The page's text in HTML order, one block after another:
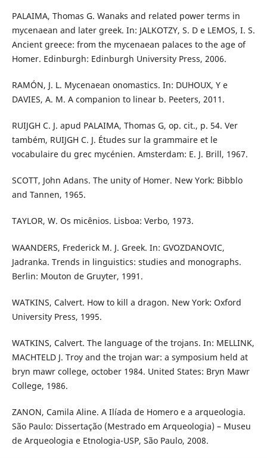
PALAIMA, Thomas G. Wanaks and related power terms in
mycenaean and later greek. In: JALKOTZY, S. D e LEMOS, I. S.
Ancient greece: from the mycenaean palaces to the age of
Homer. Edinburgh: Edinburgh University Press, 2006.
RAMÓN, J. L. Mycenaean onomastics. In: DUHOUX, Y e
DAVIES, A. M. A companion to linear b. Peeters, 2011.
RUIJGH C. J. apud PALAIMA, Thomas G, op. cit., p. 54. Ver
também, RUIJGH C. J. Études sur la grammaire et le
vocabulaire du grec mycénien. Amsterdam: E. J. Brill, 1967.
SCOTT, John Adans. The unity of Homer. New York: Bibblo
and Tannen, 1965.
TAYLOR, W. Os micênios. Lisboa: Verbo, 1973.
WAANDERS, Frederick M. J. Greek. In: GVOZDANOVIC,
Jadranka. Trends in linguistics: studies and monographs.
Berlin: Mouton de Gruyter, 1991.
WATKINS, Calvert. How to kill a dragon. New York: Oxford
University Press, 1995.
WATKINS, Calvert. The language of the trojans. In: MELLINK,
MACHTELD J. Troy and the trojan war: a symposium held at
bryn mawr college, october 1984. United States: Bryn Mawr
College, 1986.
ZANON, Camila Aline. A Ilíada de Homero e a arqueologia.
São Paulo: Dissertação (Mestrado em Arqueologia) – Museu
de Arqueologia e Etnologia-USP, São Paulo, 2008.